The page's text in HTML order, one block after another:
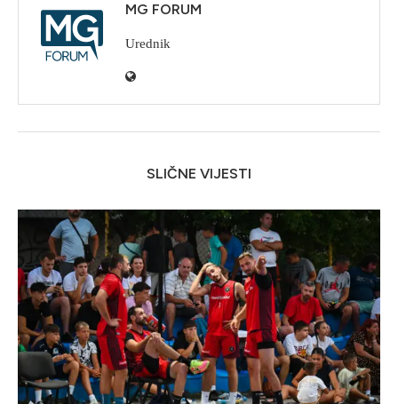
MG FORUM
Urednik
SLIČNE VIJESTI